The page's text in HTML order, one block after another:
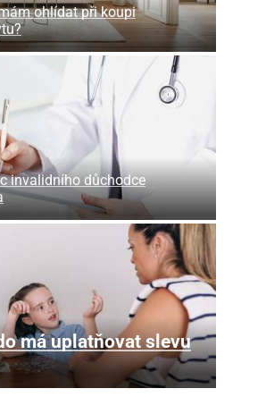
ohlídat při koupi
invalidního důchodce
má uplatňovat slevu